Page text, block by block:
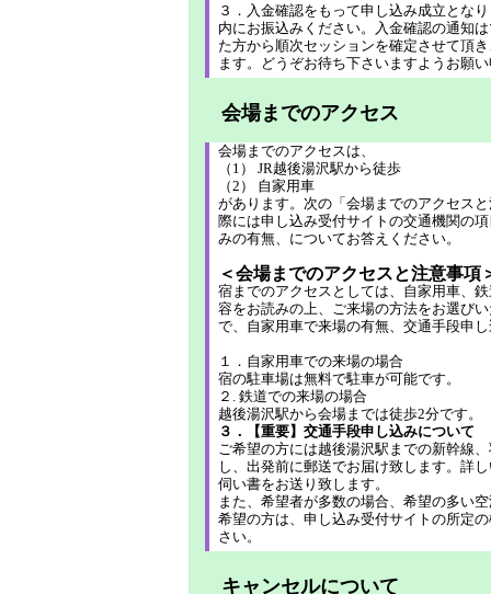
３．入金確認をもって申し込み成立とな
内にお振込みください。入金確認の通知
た方から順次セッションを確定させて頂
ます。どうぞお待ち下さいますようお願
会場までのアクセス
会場までのアクセスは、
（1） JR越後湯沢駅から徒歩
（2） 自家用車
があります。次の「会場までのアクセス
際には申し込み受付サイトの交通機関の
みの有無、についてお答えください。
＜会場までのアクセスと注意事項
宿までのアクセスとしては、自家用車、
容をお読みの上、ご来場の方法をお選び
で、自家用車で来場の有無、交通手段申
１．自家用車での来場の場合
宿の駐車場は無料で駐車が可能です。
２. 鉄道での来場の場合
越後湯沢駅から会場までは徒歩2分です。
３．【重要】交通手段申し込みについて
ご希望の方には越後湯沢駅までの新幹線
し、出発前に郵送でお届け致します。詳
伺い書をお送り致します。
また、希望者が多数の場合、希望の多い
希望の方は、申し込み受付サイトの所定
さい。
キャンセルについて